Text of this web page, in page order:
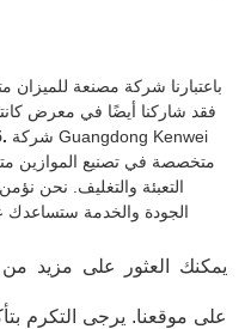
باعتبارنا شركة مصنعة للميزان
شركة Guangdong Kenwei
متخصصة في تصنيع الموازين
التعبئة والتغليف. نحن
يمكنك العثور على مزيد من
على موقعنا. يرجى التكرم